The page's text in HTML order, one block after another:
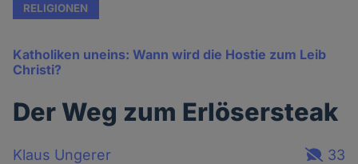
RELIGIONEN
Katholiken uneins: Wann wird die Hostie zum Leib
Christi?
Der Weg zum Erlösersteak
Klaus Ungerer
33